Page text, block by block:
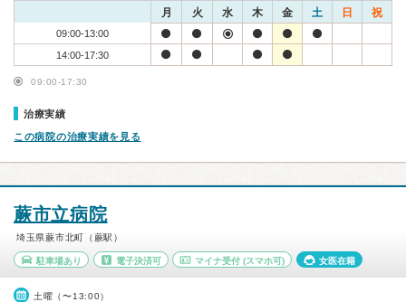
月 火 水 木 金 土 日 祝
09:00-13:00
14:00-17:30
09:00-17:30
治療実績
この病院の治療実績を見る
蕨市立病院
埼玉県蕨市北町（蕨駅）
駐車場あり 電子決済可 マイナ受付 (スマホ可) 女医在籍
土曜（〜13:00）